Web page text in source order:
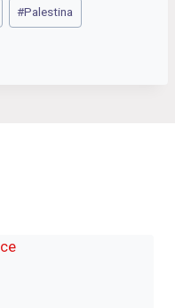
#Palestina